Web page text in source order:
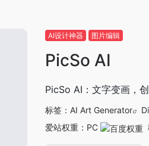
AI设计神器 图片编辑
PicSo AI
PicSo AI：文字变画，
标签： AI Art Generator
爱站权重： PC